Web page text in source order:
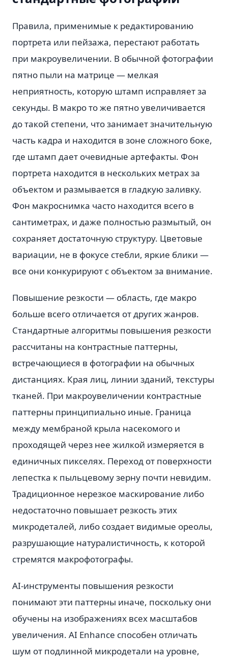
Правила, применимые к редактированию
портрета или пейзажа, перестают работать
при макроувеличении. В обычной фотографии
пятно пыли на матрице — мелкая
неприятность, которую штамп исправляет за
секунды. В макро то же пятно увеличивается
до такой степени, что занимает значительную
часть кадра и находится в зоне сложного боке,
где штамп дает очевидные артефакты. Фон
портрета находится в нескольких метрах за
объектом и размывается в гладкую заливку.
Фон макроснимка часто находится всего в
сантиметрах, и даже полностью размытый, он
сохраняет достаточную структуру. Цветовые
вариации, не в фокусе стебли, яркие блики —
все они конкурируют с объектом за внимание.
Повышение резкости — область, где макро
больше всего отличается от других жанров.
Стандартные алгоритмы повышения резкости
рассчитаны на контрастные паттерны,
встречающиеся в фотографии на обычных
дистанциях. Края лиц, линии зданий, текстуры
тканей. При макроувеличении контрастные
паттерны принципиально иные. Граница
между мембраной крыла насекомого и
проходящей через нее жилкой измеряется в
единичных пикселях. Переход от поверхности
лепестка к пыльцевому зерну почти невидим.
Традиционное нерезкое маскирование либо
недостаточно повышает резкость этих
микродеталей, либо создает видимые ореолы,
разрушающие натуралистичность, к которой
стремятся макрофотографы.
AI-инструменты повышения резкости
понимают эти паттерны иначе, поскольку они
обучены на изображениях всех масштабов
увеличения. AI Enhance способен отличать
шум от подлинной микродетали на уровне,